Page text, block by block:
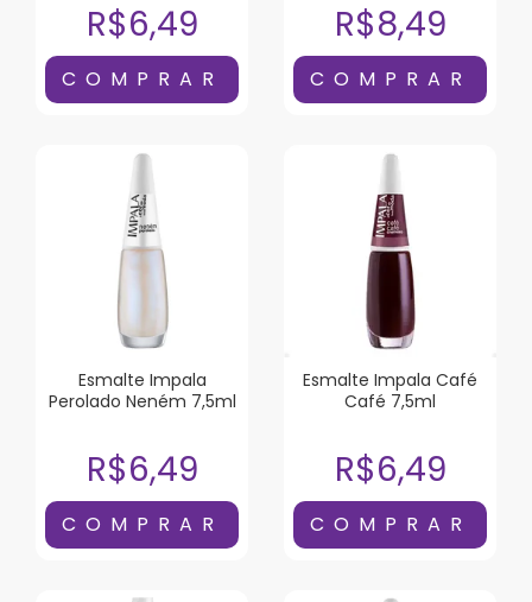
R$6,49 R$8,49
Esmalte Impala
Perolado Neném 7,5ml
R$6,49
Esmalte Impala Café
Café 7,5ml
R$6,49